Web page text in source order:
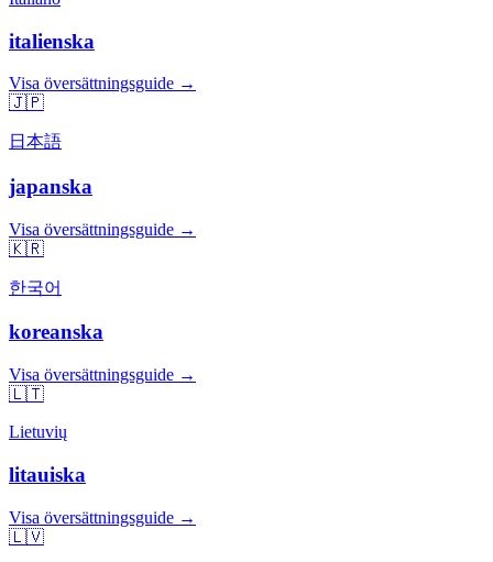
italienska
Visa översättningsguide →
🇯🇵
日本語
japanska
Visa översättningsguide →
🇰🇷
한국어
koreanska
Visa översättningsguide →
🇱🇹
Lietuvių
litauiska
Visa översättningsguide →
🇱🇻